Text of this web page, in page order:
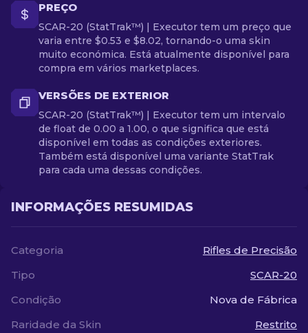
PREÇO
SCAR-20 (StatTrak™) | Executor tem um preço que
varia entre $0.53 e $8.02, tornando-o uma skin
muito económica. Está atualmente disponível para
compra em vários marketplaces.
VERSÕES DE EXTERIOR
SCAR-20 (StatTrak™) | Executor tem um intervalo
de float de 0.00 a 1.00, o que significa que está
disponível em todas as condições exteriores.
Também está disponível uma variante StatTrak
para cada uma dessas condições.
INFORMAÇÕES RESUMIDAS
Categoria
Rifles de Precisão
Tipo
SCAR-20
Condição
Nova de Fábrica
Raridade da Skin
Restrito